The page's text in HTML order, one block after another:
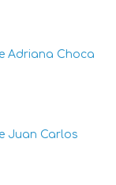
Adriana Choca
Juan Carlos